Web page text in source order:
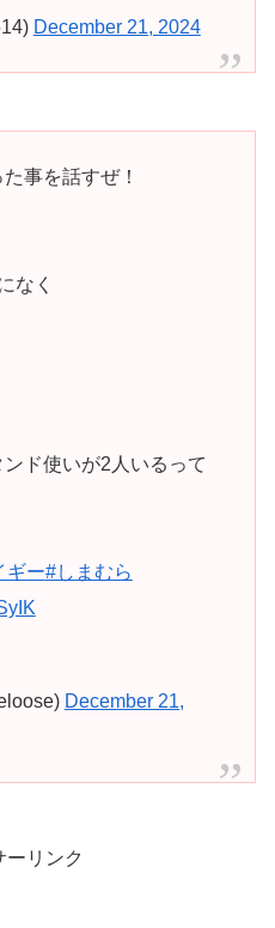
December 21, 2024
事を話すぜ！
なく
ド使いが2人いるって
ギー#しまむら
December 21,
ーリンク